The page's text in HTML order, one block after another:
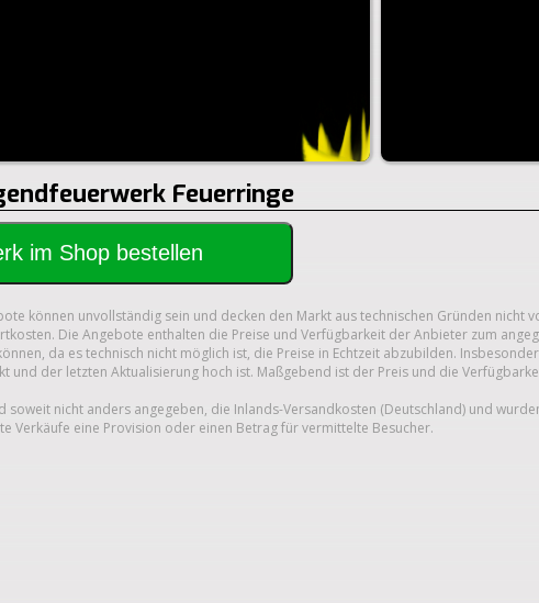
Feuerringe
im Shop bestellen
können unvollständig sein und decken den Markt aus technischen Gründen nicht
Die Angebote enthalten die Preise und Verfügbarkeit der Anbieter zum
da es technisch nicht möglich ist, die Preise in Echtzeit abzubilden.
und der letzten Aktualisierung hoch ist. Maßgebend ist der Preis und die
soweit nicht anders angegeben, die Inlands-Versandkosten (Deutschland) und
Verkäufe eine Provision oder einen Betrag für vermittelte Besucher.